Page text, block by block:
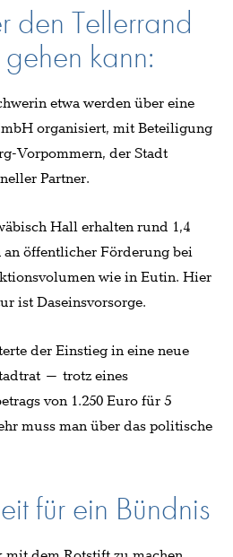
den Tellerrand
kann:
etwa werden über eine
organisiert, mit Beteiligung
Vorpommern, der Stadt
Partner.
Hall erhalten rund 1,4
öffentlicher Förderung bei
wie in Eutin. Hier
ist Daseinsvorsorge.
der Einstieg in eine neue
– trotz eines
von 1.250 Euro für 5
muss man über das politische
für ein Bündnis